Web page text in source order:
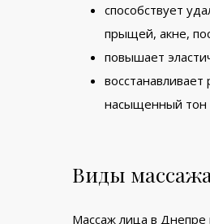
способствует
прыщей, акне,
повышает
насыщенный тон
Виды
Массаж лица в Днепре